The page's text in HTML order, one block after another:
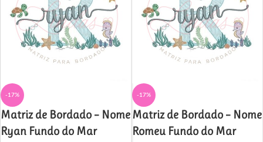
-17%
Matriz de Bordado – Nome
Ryan Fundo do Mar
-17%
Matriz de Bordado – Nome
Romeu Fundo do Mar